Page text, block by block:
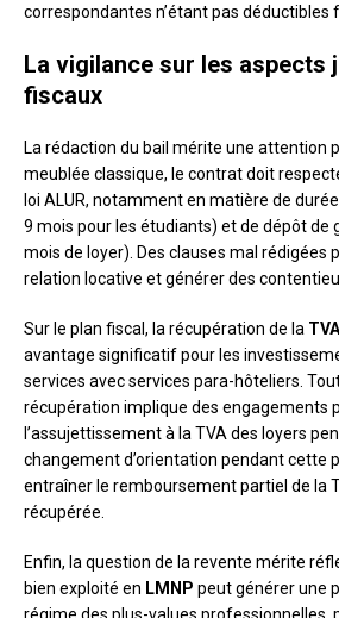
correspondantes n’étant pas déductibles
La vigilance sur les aspects
fiscaux
La rédaction du bail mérite une attention
meublée classique, le contrat doit
loi ALUR, notamment en matière de
9 mois pour les étudiants) et de dépôt de
mois de loyer). Des clauses mal rédigées
relation locative et générer des
Sur le plan fiscal, la récupération de la TVA
avantage significatif pour les
services avec services para-hôteliers.
récupération implique des engagements
l’assujettissement à la TVA des loyers
changement d’orientation pendant cette
entraîner le remboursement partiel de la
récupérée.
Enfin, la question de la revente mérite
bien exploité en LMNP peut générer une